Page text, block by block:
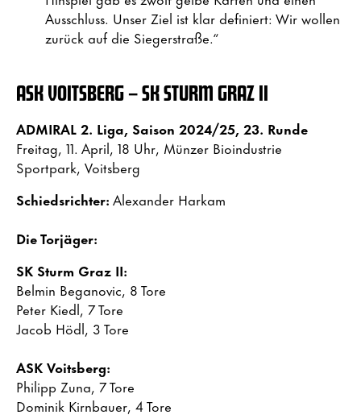
Ausschluss. Unser Ziel ist klar definiert: Wir wollen
zurück auf die Siegerstraße.“
ASK VOITSBERG – SK STURM GRAZ II
ADMIRAL 2. Liga, Saison 2024/25, 23. Runde
Freitag, 11. April, 18 Uhr, Münzer Bioindustrie
Sportpark, Voitsberg
Schiedsrichter:Alexander Harkam
Die Torjäger:
SK Sturm Graz II:
Belmin Beganovic, 8 Tore
Peter Kiedl, 7 Tore
Jacob Hödl, 3 Tore
ASK Voitsberg:
Philipp Zuna, 7 Tore
Dominik Kirnbauer, 4 Tore